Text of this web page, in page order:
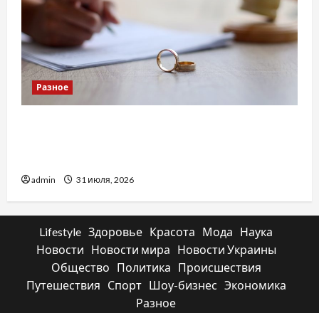
Разное
admin 31 июля, 2026
Lifestyle Здоровье Красота Мода
Наука
Новости
Новости мира
Новости Украины
Общество
Политика
Происшествия
Путешествия
Спорт Шоу-бизнес Экономика
Разное